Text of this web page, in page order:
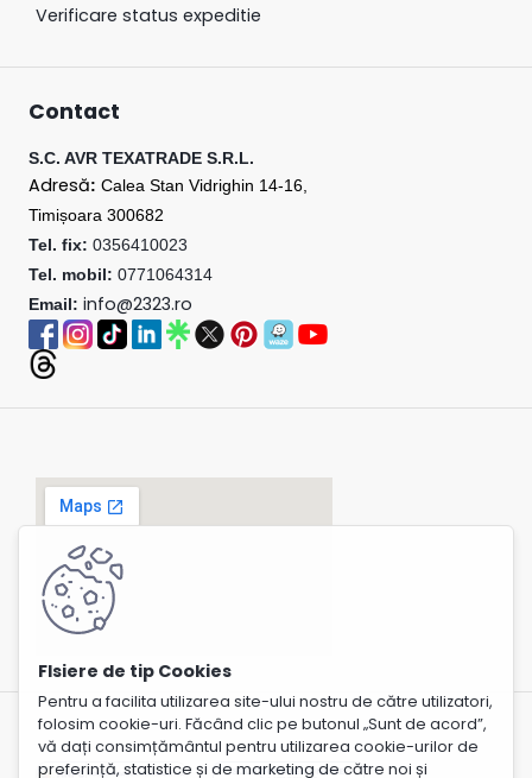
Pentru a facilita utilizarea site-ului nostru de către utilizatori,
folosim cookie-uri. Făcând clic pe butonul „Sunt de acord”,
vă dați consimțământul pentru utilizarea cookie-urilor de
preferință, statistice și de marketing de către noi și
Verificare status expeditie
Contact
S.C. AVR TEXATRADE S.R.L.
Adresă: Calea Stan Vidrighin 14-16,
Timișoara 300682
Tel. fix: 0356410023
Tel. mobil: 0771064314
Email: info@2323.ro